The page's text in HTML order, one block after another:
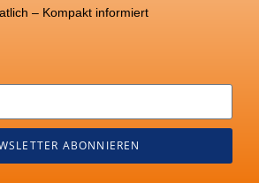
– Kompakt informiert
ABONNIEREN